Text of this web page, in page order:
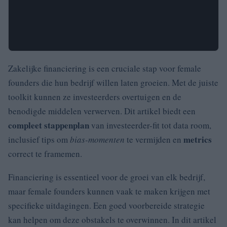
Zakelijke financiering is een cruciale stap voor female
founders die hun bedrijf willen laten groeien. Met de juiste
toolkit kunnen ze investeerders overtuigen en de
benodigde middelen verwerven. Dit artikel biedt een
compleet stappenplan van investeerder-fit tot data room,
inclusief tips ombias-momenten te vermijden en metrics
correct te framemen.
Financiering is essentieel voor de groei van elk bedrijf,
maar female founders kunnen vaak te maken krijgen met
specifieke uitdagingen. Een goed voorbereide strategie
kan helpen om deze obstakels te overwinnen. In dit artikel